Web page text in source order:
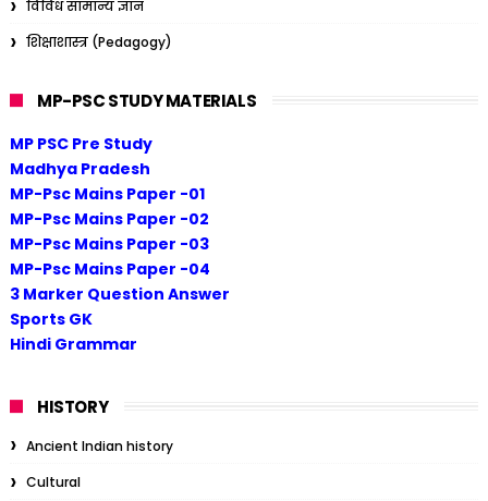
विविध सामान्य ज्ञान
शिक्षाशास्त्र (Pedagogy)
MP-PSC STUDY MATERIALS
MP PSC Pre Study
Madhya Pradesh
MP-Psc Mains Paper -01
MP-Psc Mains Paper -02
MP-Psc Mains Paper -03
MP-Psc Mains Paper -04
3 Marker Question Answer
Sports GK
Hindi Grammar
HISTORY
Ancient Indian history
Cultural